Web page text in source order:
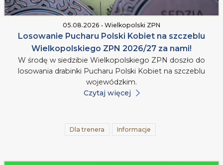
05.08.2026 • Wielkopolski ZPN
Losowanie Pucharu Polski Kobiet na szczeblu
Wielkopolskiego ZPN 2026/27 za nami!
W środę w siedzibie Wielkopolskiego ZPN doszło do
losowania drabinki Pucharu Polski Kobiet na szczeblu
wojewódzkim.
Czytaj więcej
Dla trenera Informacje